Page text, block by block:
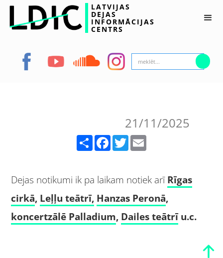
LATVIJAS
DEJAS
INFORMĀCIJAS
CENTRS
21/11/2025
Facebook Twitter
Dejas notikumi ik pa laikam notiek arīRīgas
cirkā, Leļļu teātrī, Hanzas Peronā,
koncertzālē Palladium, Dailes teātrīu.c.